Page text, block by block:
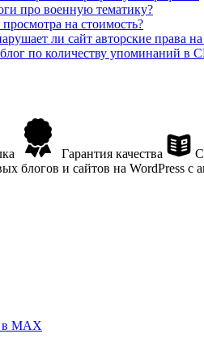
про военную тематику?
на стоимость?
ли сайт авторские права
по количеству упоминаний в
Гарантия качества
блогов и сайтов на WordPress
в MAX